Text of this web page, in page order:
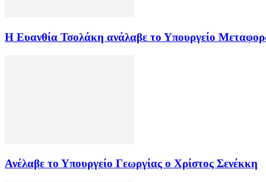
Η Ευανθία Τσολάκη ανάλαβε το Υπουργείο
Ανέλαβε το Υπουργείο Γεωργίας ο Χρίστος Σενέκκη